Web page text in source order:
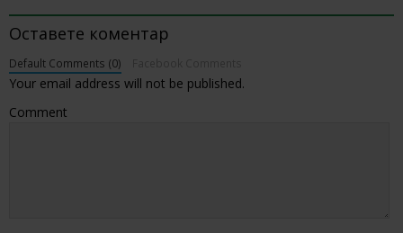
Оставете коментар
Default Comments (0)
Your email address will not be published.
Comment